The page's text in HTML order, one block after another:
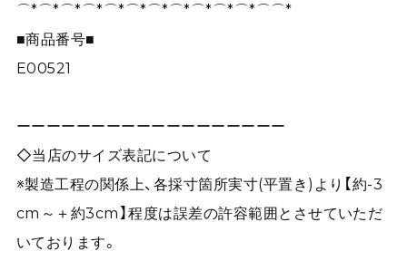
⌒*⌒*⌒*⌒*⌒*⌒*⌒*⌒*⌒*⌒*⌒*⌒⌒*
■商品番号■
E00521
ーーーーーーーーーーーーーーーーーー
◇当店のサイズ表記について
※製造工程の関係上、各採寸箇所実寸(平置き)より【約-3
cm～＋約3cm】程度は誤差の許容範囲とさせていただ
いております。